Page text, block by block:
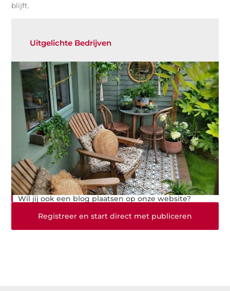
blijft.
Uitgelichte Bedrijven
Wil jij ook een blog plaatsen op onze website?
Registreer en start direct met publiceren